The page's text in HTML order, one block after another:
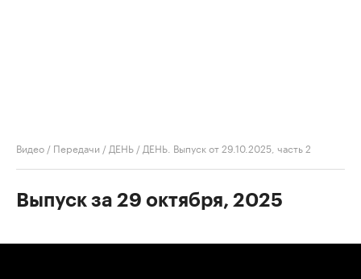
Видео / Передачи / ДЕНЬ / ДЕНЬ. Выпуск от 29.10.2025, часть 2
Выпуск за 29 октября, 2025